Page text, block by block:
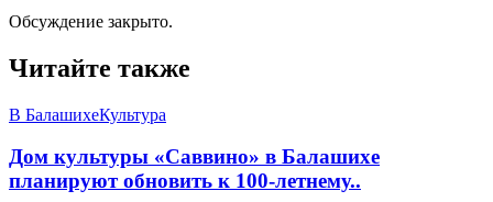
Обсуждение закрыто.
Читайте также
В БалашихеКультура
Дом культуры «Саввино» в Балашихе
планируют обновить к 100-летнему..